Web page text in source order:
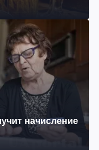
начисление